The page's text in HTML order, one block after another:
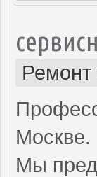
Москве.
Мы